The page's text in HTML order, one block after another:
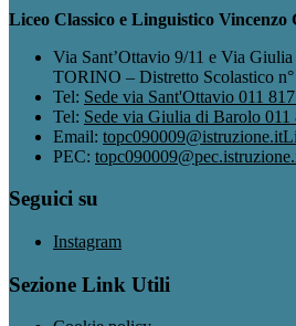
Liceo Classico e Linguistico Vincenzo
Via Sant’Ottavio 9/11 e Via
TORINO – Distretto Scolastico n°
Tel: Sede via Sant'Ottavio 011
Tel: Sede via Giulia di Barolo 011
Email: topc090009@istruzione.it
PEC:
Seguici su
Instagram
Sezione Link Utili